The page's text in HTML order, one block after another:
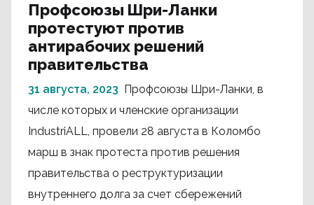
Профсоюзы Шри-Ланки
протестуют против
антирабочих решений
правительства
31 августа, 2023 Профсоюзы Шри-Ланки, в
числе которых и членские организации
IndustriALL, провели 28 августа в Коломбо
марш в знак протеста против решения
правительства о реструктуризации
внутреннего долга за счет сбережений